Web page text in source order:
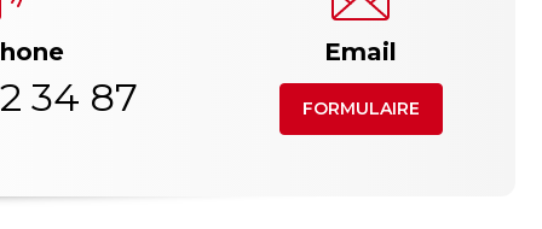
34 87
Email
FORMULAIRE